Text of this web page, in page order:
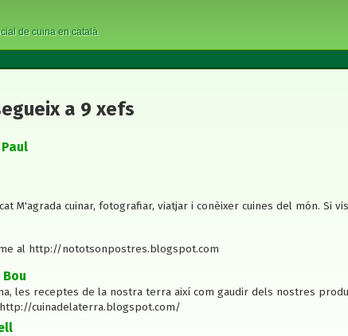
de cuina en català
a 9 xefs
M'agrada cuinar, fotografiar, viatjar i conèixer cuines del món. Si
al http://nototsonpostres.blogspot.com
les receptes de la nostra terra així com gaudir dels nostres
cuinadelaterra.blogspot.com/